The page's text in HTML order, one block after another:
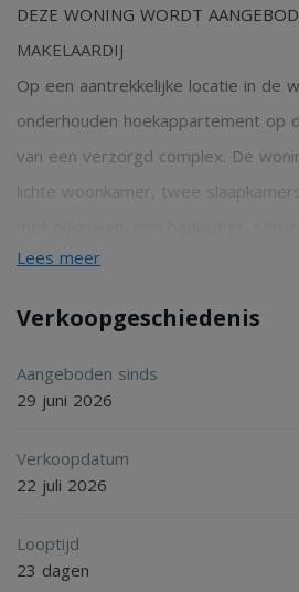
DEZE WONING WORDT
MAKELAARDIJ
Op een aantrekkelijke locatie in de
onderhouden hoekappartement op
van een verzorgd complex. De
lichte woonkamer, twee
balkons en een eigen berging. De
gevoel.
Indeling:
Souterrain:
opslagruimte en het stallen van
Lees meer
Verkoopgeschiedenis
Aangeboden sinds
29 juni 2026
Verkoopdatum
22 juli 2026
Looptijd
23 dagen